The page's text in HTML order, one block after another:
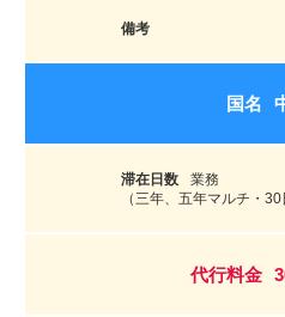
業務
（三年、五年マルチ・